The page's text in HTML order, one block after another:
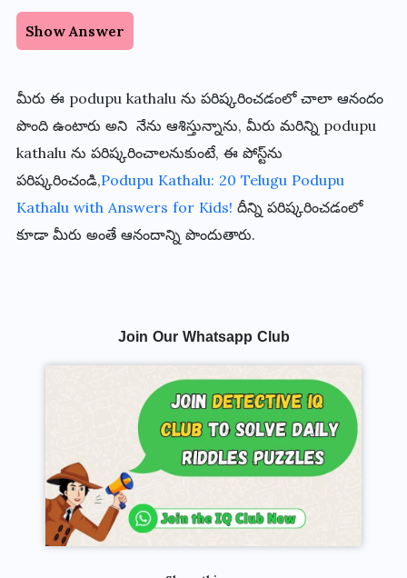
Show Answer
మీరు ఈ podupu kathalu ను పరిష్కరించడంలో చాలా ఆనందం
పొంది ఉంటారు అని నేను ఆశిస్తున్నాను, మీరు మరిన్ని podupu
kathalu ను పరిష్కరించాలనుకుంటే, ఈ పోస్ట్‌ను
పరిష్కరించండి,Podupu Kathalu: 20 Telugu Podupu
Kathalu with Answers for Kids! దీన్ని పరిష్కరించడంలో
కూడా మీరు అంతే ఆనందాన్ని పొందుతారు.
Join Our Whatsapp Club